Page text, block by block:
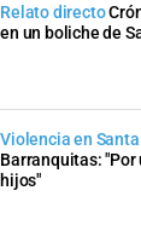
Relato directo
en un boliche de
Violencia en Santa
Barranquitas:
hijos"